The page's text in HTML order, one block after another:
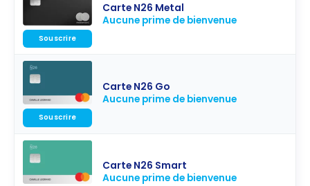
Carte N26 Metal
Aucune prime de bienvenue
Souscrire
Carte N26 Go
Aucune prime de bienvenue
Souscrire
Carte N26 Smart
Aucune prime de bienvenue